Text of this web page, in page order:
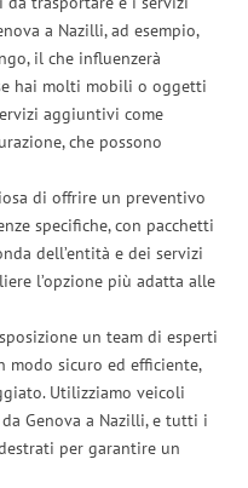
a Nazilli, ad esempio,
il che influenzerà
hai molti mobili o oggetti
aggiuntivi come
che possono
di offrire un preventivo
specifiche, con pacchetti
dell’entità e dei servizi
l’opzione più adatta alle
un team di esperti
sicuro ed efficiente,
Utilizziamo veicoli
Genova a Nazilli, e tutti i
per garantire un